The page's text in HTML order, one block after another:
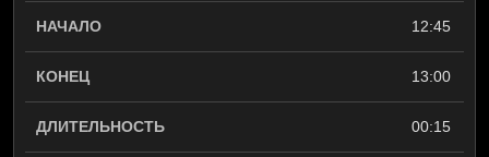
12:45
13:00
00:15